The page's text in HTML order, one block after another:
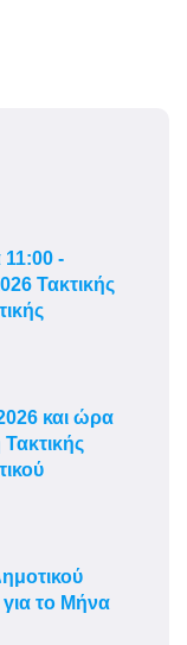
11:00 -
Τακτικής
και ώρα
το Μήνα